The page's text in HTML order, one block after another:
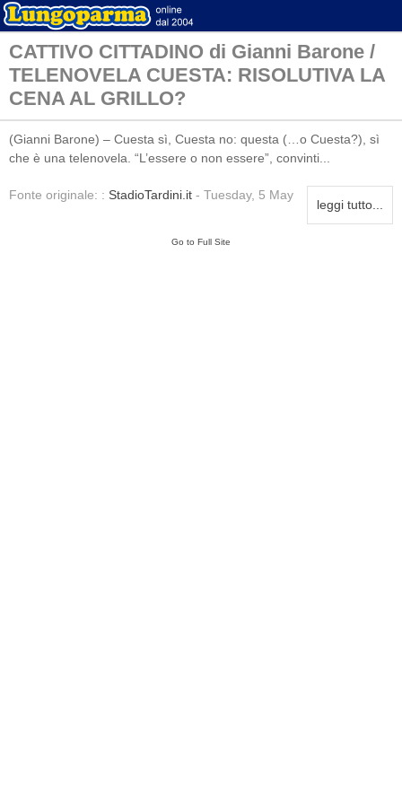
CATTIVO CITTADINO di Gianni Barone /
TELENOVELA CUESTA: RISOLUTIVA LA
CENA AL GRILLO?
(Gianni Barone) – Cuesta sì, Cuesta no: questa (…o Cuesta?), sì
che è una telenovela. “L’essere o non essere”, convinti...
leggi tutto...
Fonte originale: : StadioTardini.it - Tuesday, 5 May
Go to Full Site